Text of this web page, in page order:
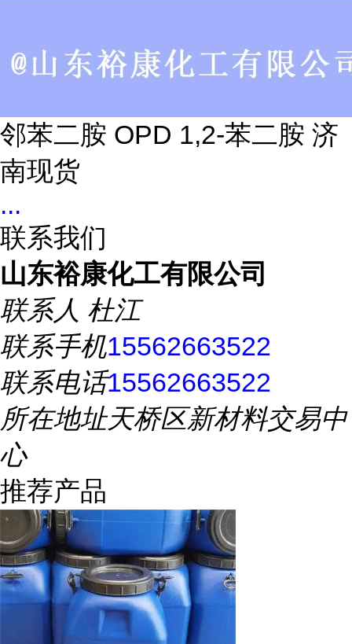
邻苯二胺 OPD 1,2-苯二胺 济
南现货
...
联系我们
山东裕康化工有限公司
联系人 杜江
联系手机15562663522
联系电话15562663522
所在地址天桥区新材料交易中
心
推荐产品